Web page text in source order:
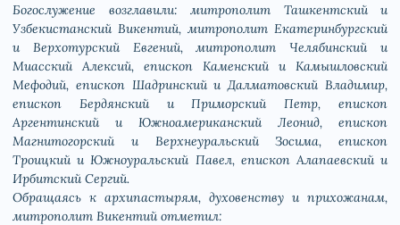
Богослужение возглавили: митрополит Ташкентский и
Узбекистанский Викентий, митрополит Екатеринбургский
и Верхотурский Евгений, митрополит Челябинский и
Миасский Алексий, епископ Каменский и Камышловский
Мефодий, епископ Шадринский и Далматовский Владимир,
епископ Бердянский и Приморский Петр, епископ
Аргентинский и Южноамериканский Леонид, епископ
Магнитогорский и Верхнеуральский Зосима, епископ
Троицкий и Южноуральский Павел, епископ Алапаевский и
Ирбитский Сергий.
Обращаясь к архипастырям, духовенству и прихожанам,
митрополит Викентий отметил: